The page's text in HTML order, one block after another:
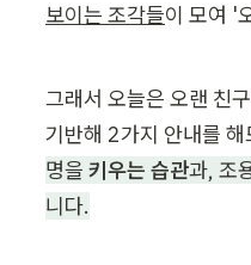
보이는 조각들이 모여 '
그래서 오늘은 오랜 친
기반해 2가지 안내를
명을 키우는 습관과, 조
니다.